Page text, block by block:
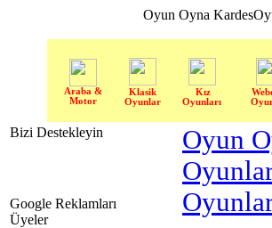
Oyun Oyna
Araba &
Motor
Klasik
Oyunlar
Kız
Oyunları
Bizi Destekleyin
Google Reklamları
Üyeler
Oyun